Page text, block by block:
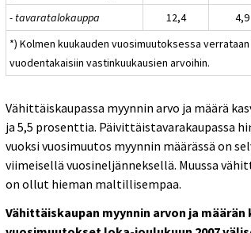
- tavaratalokauppa
12,4 4,9
*) Kolmen kuukauden vuosimuutoksessa
vuodentakaisiin vastinkuukausien arvoihin.
Vähittäiskaupassa myynnin arvo ja määrä
ja 5,5 prosenttia. Päivittäistavarakaupassa
vuoksi vuosimuutos myynnin määrässä on
viimeisellä vuosineljänneksellä. Muussa
on ollut hieman maltillisempaa.
Vähittäiskaupan myynnin arvon ja